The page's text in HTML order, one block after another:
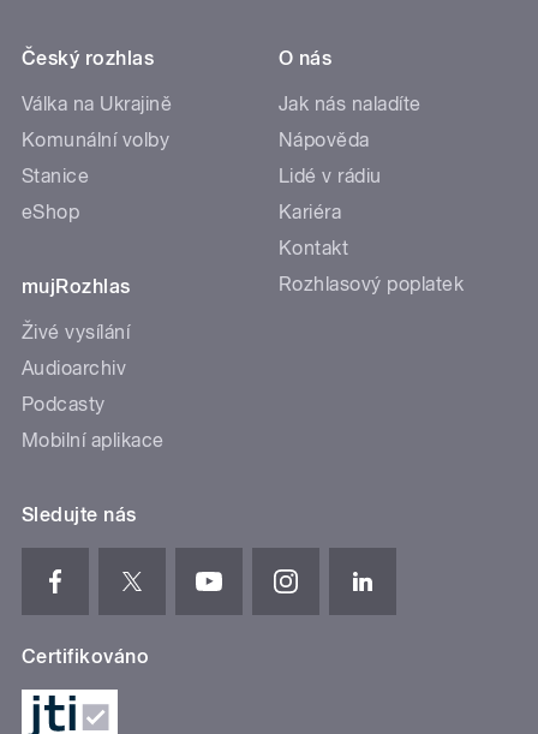
Český rozhlas
Válka na Ukrajině
Komunální volby
Stanice
eShop
mujRozhlas
Živé vysílání
Audioarchiv
Podcasty
Mobilní aplikace
O nás
Jak nás naladíte
Nápověda
Lidé v rádiu
Kariéra
Kontakt
Rozhlasový poplatek
Sledujte nás
Certifikováno